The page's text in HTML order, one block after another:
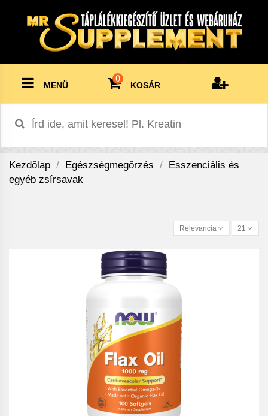
MENÜ
0
KOSÁR
Kezdőlap Egészségmegőrzés
Esszenciális és
egyéb zsírsavak
Relevancia 21